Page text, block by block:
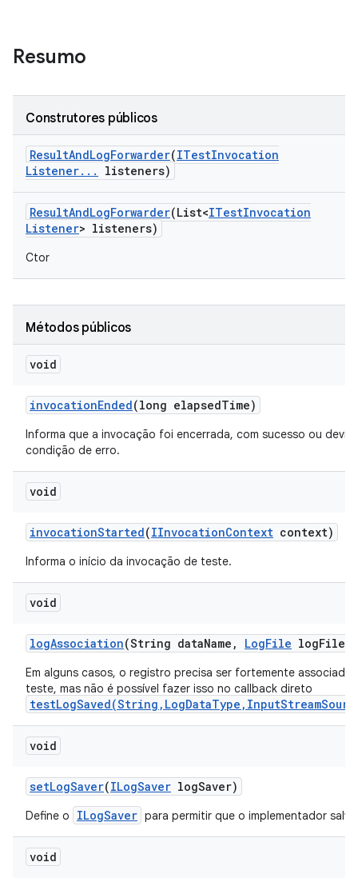
Resumo
Construtores públicos
ResultAndLogForwarder(ITestInvocation
Listener. . . listeners)
ResultAndLogForwarder(List<ITestInvocation
Listener> listeners)
Ctor
Métodos públicos
void
invocationEnded(long elapsedTime)
Informa que a invocação foi encerrada, com sucesso ou
condição de erro.
void
invocationStarted(IInvocationContext context)
Informa o início da invocação de teste.
void
logAssociation(String dataName , LogFile logFile)
Em alguns casos, o registro precisa ser fortemente associado
teste, mas não é possível fazer isso no callback direto
void
setLogSaver(ILogSaver logSaver)
Define o ILogSaver para permitir que o implementador
void